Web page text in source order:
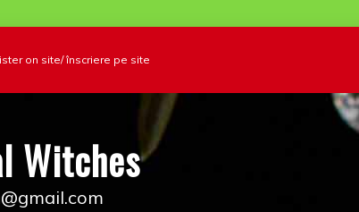
on site/ înscriere pe site
Witches